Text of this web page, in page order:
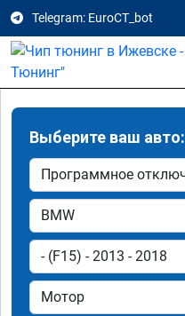
Telegram: EuroCT_bot
Выберите ваш авто: